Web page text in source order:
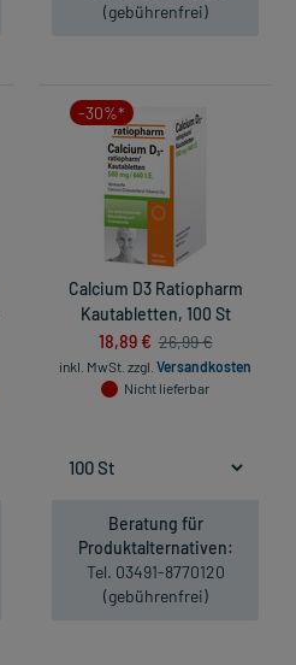
(gebührenfrei)
-30%*
Calcium D3 Ratiopharm
Kautabletten, 100 St
18,89 € 26,99 €
inkl. MwSt. zzgl. Versandkosten
Nicht lieferbar
Beratung für
Produktalternativen:
Tel. 03491-8770120
(gebührenfrei)